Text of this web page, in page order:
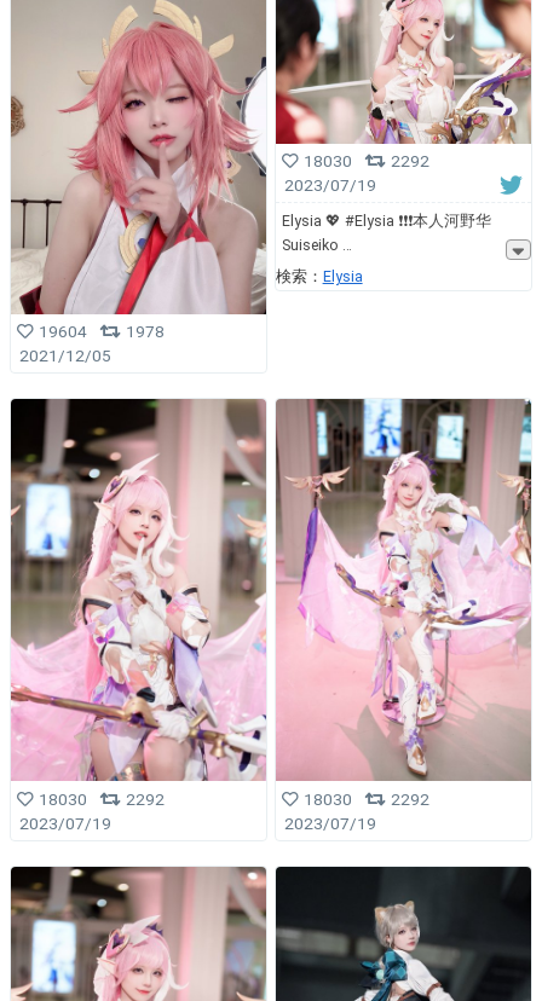
19604
1978
2021/12/05
18030
2292
2023/07/19
Elysia 💖 #Elysia ❗️❗️❗️本人河野华
Suiseiko
検索： Elysia
18030
2292
2023/07/19
18030
2292
2023/07/19